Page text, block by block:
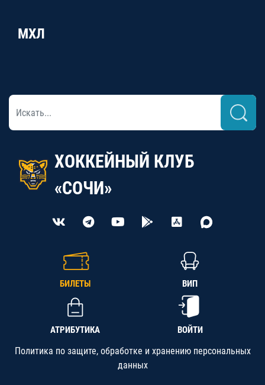
МХЛ
ХОККЕЙНЫЙ КЛУБ
«СОЧИ»
БИЛЕТЫ ВИП
АТРИБУТИКА ВОЙТИ
Политика по защите, обработке и хранению персональных
данных